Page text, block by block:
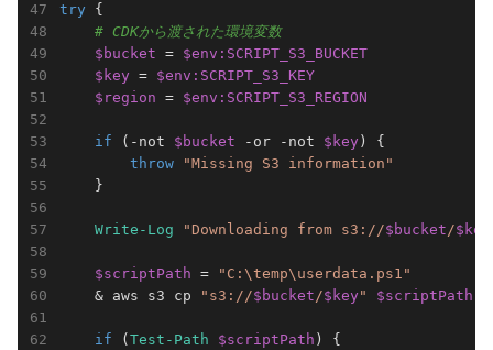
try {
# CDKから渡された環境変数
$bucket = $env:SCRIPT_S3_BUCKET
$key = $env:SCRIPT_S3_KEY
$region = $env:SCRIPT_S3_REGION
if ( -not $bucket -or -not $key ) {
throw
"Missing S3 information"
    }
Write-Log "Downloading from s3://$bucket/$key
$scriptPath =
"C:\temp\userdata.ps1"
    & aws s3 cp
"s3://$bucket/$key " $scriptPath
if (Test-Path $scriptPath ) {